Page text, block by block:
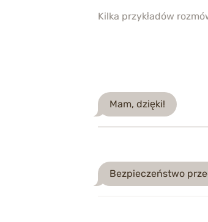
Kilka przykładów
Mam, dzięki!
Bezpieczeństwo